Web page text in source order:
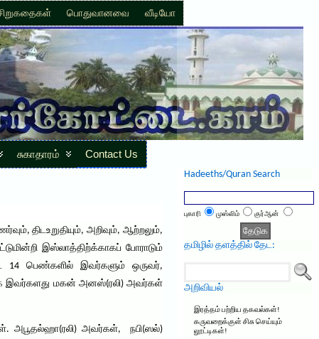
பொதுவானவை வீடியோ
சுகாதாரம் Contact Us
திடஉறுதியும், அறிவும், ஆற்றலும்,
இஸ்லாத்திற்க்காகப் போராடும்
14 பெண்களில் இவர்களும் ஒருவர்,
இவர்களது மகன் அனஸ்(ரலி) அவர்கள்
அபூதல்ஹா(ரலி) அவர்கள், நபி(ஸல்)
Hadeeths/Quran Search
புகாரி முஸ்லிம் குர்ஆன்
தமிழில் தளத்தில் தேட:
அறிவியல்
இரத்தம் பற்றிய தகவல்கள்!
கருவறைக்குள் சிசு செய்யும்
லூட்டிகள்!